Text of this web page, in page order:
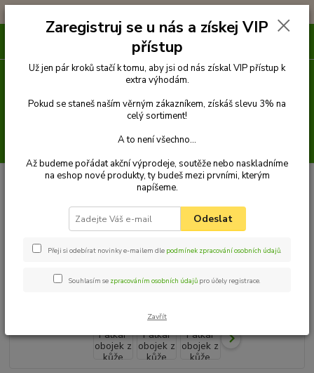
Venčení Obojky Obojky z kůže hlazenice klasické
Obojek z
Palkar obojek z kůže hlazenice pro psy 35 cm x 14 mm
Palkar obojek z kůže hlazenice pro
psy 35 cm x 14 mm hnědý
Zaregistruj se u nás a získej VIP
přístup
Už jen pár kroků stačí k tomu, aby jsi od nás získal VIP přístup k
extra výhodám.
Pokud se staneš naším věrným zákazníkem, získáš slevu 3% na
celý sortiment!
A to není všechno...
Až budeme pořádat akční výprodeje, soutěže nebo naskladníme
na eshop nové produkty, ty budeš mezi prvními, kterým
napíšeme.
Odeslat
Přeji si odebírat novinky e-mailem dle podmínek zpracování osobních údajů.
Souhlasím se zpracováním osobních údajů pro účely registrace.
Zavřít